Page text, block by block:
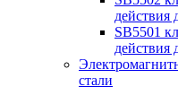
действия
SB5501
действия
стали